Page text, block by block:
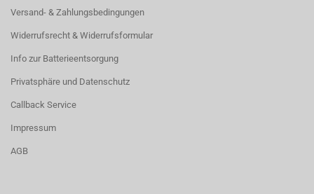
Versand- & Zahlungsbedingungen
Widerrufsrecht & Widerrufsformular
Info zur Batterieentsorgung
Privatsphäre und Datenschutz
Callback Service
Impressum
AGB